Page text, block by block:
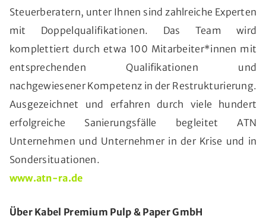
Steuerberatern, unter Ihnen sind zahlreiche Experten
mit Doppelqualifikationen. Das Team wird
komplettiert durch etwa 100 Mitarbeiter*innen mit
entsprechenden Qualifikationen und
nachgewiesener Kompetenz in der Restrukturierung.
Ausgezeichnet und erfahren durch viele hundert
erfolgreiche Sanierungsfälle begleitet ATN
Unternehmen und Unternehmer in der Krise und in
Sondersituationen.
www.atn-ra.de
Über Kabel Premium Pulp & Paper GmbH